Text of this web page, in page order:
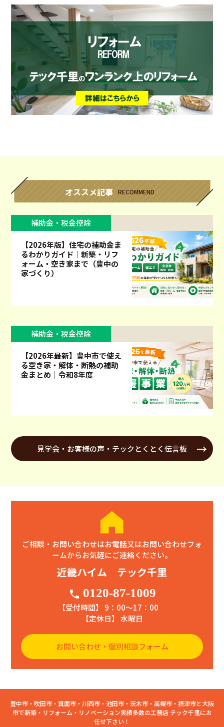
オススメ記事 RECOMMEND
補助金・税金控除
【2026年版】住宅の補助金ま
るわかりガイド｜新築・リフ
ォーム・空き家まで（豊中の
家づくり）
補助金・税金控除
【2026年最新】豊中市で使え
る空き家・解体・断熱の補助
金まとめ｜令和8年度
見学会・お客様の声・テックとくとく伝言板
ご相談・お問い合わせはお電話又はお問い合わせフォ
ームからお気軽にご連絡ください。
近畿ハイム テック千里
phone 0120-87-1009
【受付時間】 9：00〜17：00
【定休日】 水曜日
お問い合わせ・個別相談フォーム
豊中市・吹田市・箕面市・川西市・池田市・茨木市・高槻市・摂津市と大阪
市で新築・リフォーム・リノベーション実績多数の工務店 テック千里にお
任せ下さい！